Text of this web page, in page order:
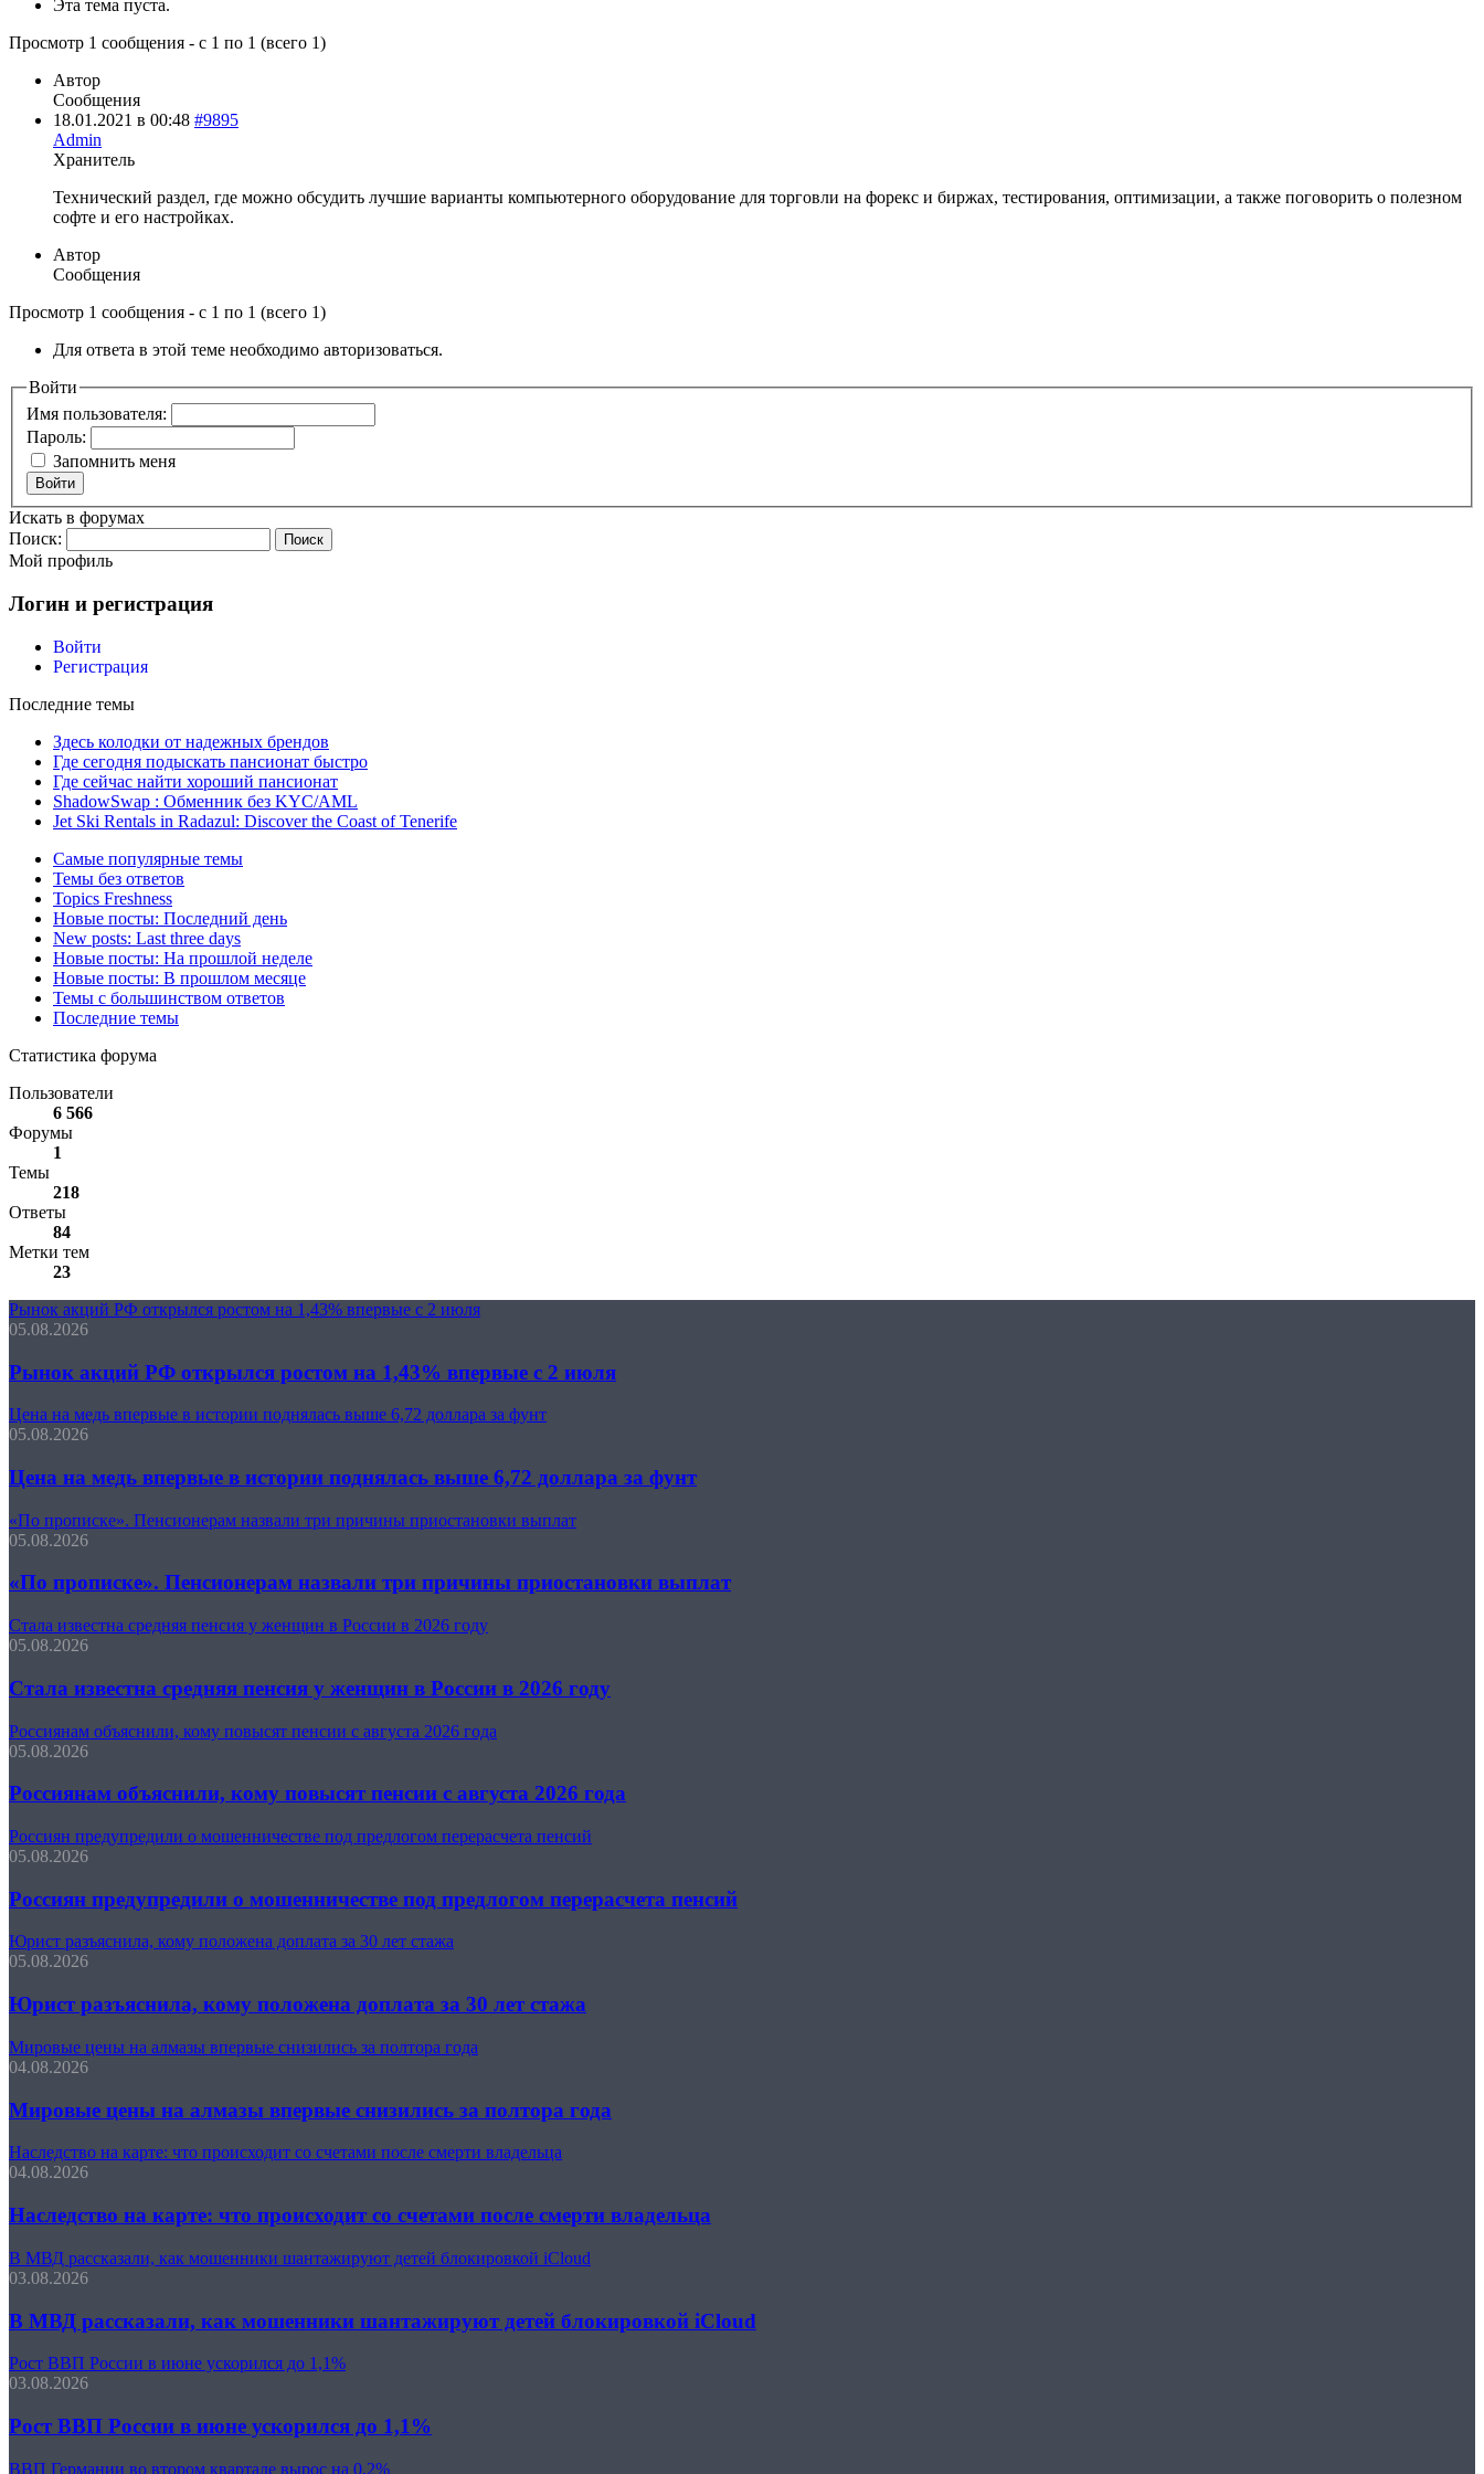
Эта тема пуста.
Просмотр 1 сообщения - с 1 по 1 (всего 1)
Автор
Сообщения
18.01.2021 в 00:48 #9895
Admin
Хранитель
Технический раздел, где можно обсудить лучшие варианты компьютерного оборудование для торговли на форекс и биржах, тестирования, оптимизации, а также поговорить о полезном
софте и его настройках.
Автор
Сообщения
Просмотр 1 сообщения - с 1 по 1 (всего 1)
Для ответа в этой теме необходимо авторизоваться.
Войти
Имя пользователя:
Пароль:
Запомнить меня
Войти
Искать в форумах
Поиск:
Мой профиль
Логин и регистрация
Войти
Регистрация
Последние темы
Здесь колодки от надежных брендов
Где сегодня подыскать пансионат быстро
Где сейчас найти хороший пансионат
ShadowSwap : Обменник без KYC/AML
Jet Ski Rentals in Radazul: Discover the Coast of Tenerife
Самые популярные темы
Темы без ответов
Topics Freshness
Новые посты: Последний день
New posts: Last three days
Новые посты: На прошлой неделе
Новые посты: В прошлом месяце
Темы с большинством ответов
Последние темы
Статистика форума
Пользователи
6 566
Форумы
1
Темы
218
Ответы
84
Метки тем
23
Рынок акций РФ открылся ростом на 1,43% впервые с 2 июля
05.08.2026
Рынок акций РФ открылся ростом на 1,43% впервые с 2 июля
Цена на медь впервые в истории поднялась выше 6,72 доллара за фунт
05.08.2026
Цена на медь впервые в истории поднялась выше 6,72 доллара за фунт
«По прописке». Пенсионерам назвали три причины приостановки выплат
05.08.2026
«По прописке». Пенсионерам назвали три причины приостановки выплат
Стала известна средняя пенсия у женщин в России в 2026 году
05.08.2026
Стала известна средняя пенсия у женщин в России в 2026 году
Россиянам объяснили, кому повысят пенсии с августа 2026 года
05.08.2026
Россиянам объяснили, кому повысят пенсии с августа 2026 года
Россиян предупредили о мошенничестве под предлогом перерасчета пенсий
05.08.2026
Россиян предупредили о мошенничестве под предлогом перерасчета пенсий
Юрист разъяснила, кому положена доплата за 30 лет стажа
05.08.2026
Юрист разъяснила, кому положена доплата за 30 лет стажа
Мировые цены на алмазы впервые снизились за полтора года
04.08.2026
Мировые цены на алмазы впервые снизились за полтора года
Наследство на карте: что происходит со счетами после смерти владельца
04.08.2026
Наследство на карте: что происходит со счетами после смерти владельца
В МВД рассказали, как мошенники шантажируют детей блокировкой iCloud
03.08.2026
В МВД рассказали, как мошенники шантажируют детей блокировкой iCloud
Рост ВВП России в июне ускорился до 1,1%
03.08.2026
Рост ВВП России в июне ускорился до 1,1%
ВВП Германии во втором квартале вырос на 0,2%